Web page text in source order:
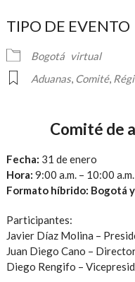
TIPO DE EVENTO
Bogotá virtual
Aduanas, Comité,
Comité de
Fecha: 31 de enero
Hora: 9:00 a.m. – 10:00 a.m.
Formato híbrido: Bogotá
Participantes:
Javier Díaz Molina –
Juan Diego Cano –
Diego Rengifo –